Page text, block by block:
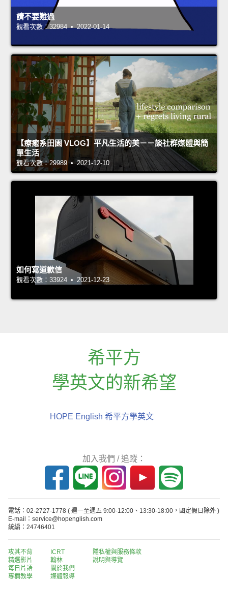
請不要難過
觀看次數：32984 • 2022-01-14
【療癒系田園 VLOG】平凡生活的美－－談社群媒體與簡
單生活
觀看次數：29989 • 2021-12-10
如何寫道歉信
觀看次數：33924 • 2021-12-23
希平方
學英文的新希望
HOPE English 希平方學英文
加入我們 / 追蹤：
電話：02-2727-1778 ( 週一至週五 9:00-12:00、13:30-18:00，國定假日除外 )
E-mail：service@hopenglish.com
統編：24746401
攻其不背
精選影片
每日片語
專欄教學
ICRT
翰林
關於我們
媒體報導
隱私權與服務條款
說明與導覽